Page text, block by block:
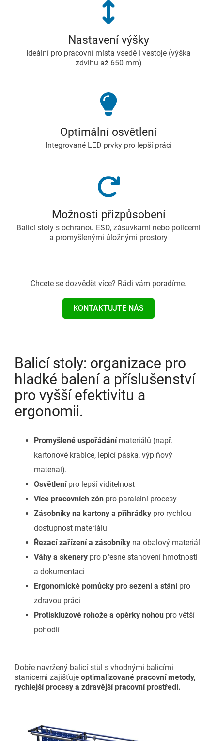
Nastavení výšky
Ideální pro pracovní místa vsedě i vestoje (výška
zdvihu až 650 mm)
Optimální osvětlení
Integrované LED prvky pro lepší práci
Možnosti přizpůsobení
Balicí stoly s ochranou ESD, zásuvkami nebo policemi
a promyšlenými úložnými prostory
Chcete se dozvědět více? Rádi vám poradíme.
KONTAKTUJTE NÁS
Balicí stoly: organizace pro
hladké balení a příslušenství
pro vyšší efektivitu a
ergonomii.
Promyšlené uspořádánímateriálů (např.
kartonové krabice, lepicí páska, výplňový
materiál).
Osvětlení pro lepší viditelnost
Více pracovních zón pro paralelní procesy
Zásobníky na kartony a přihrádky pro rychlou
dostupnost materiálu
Řezací zařízení a zásobníky na obalový materiál
Váhy a skenery pro přesné stanovení hmotnosti
a dokumentaci
Ergonomické pomůcky pro sezení a stánípro
zdravou práci
Protiskluzové rohože a opěrky nohou pro větší
pohodlí
Dobře navržený balicí stůl s vhodnými balicími
stanicemi zajišťuje optimalizované pracovní metody,
rychlejší procesy a zdravější pracovní prostředí.